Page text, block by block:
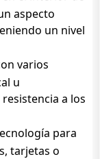
aspecto
un nivel
varios
u
a los
para
tarjetas o